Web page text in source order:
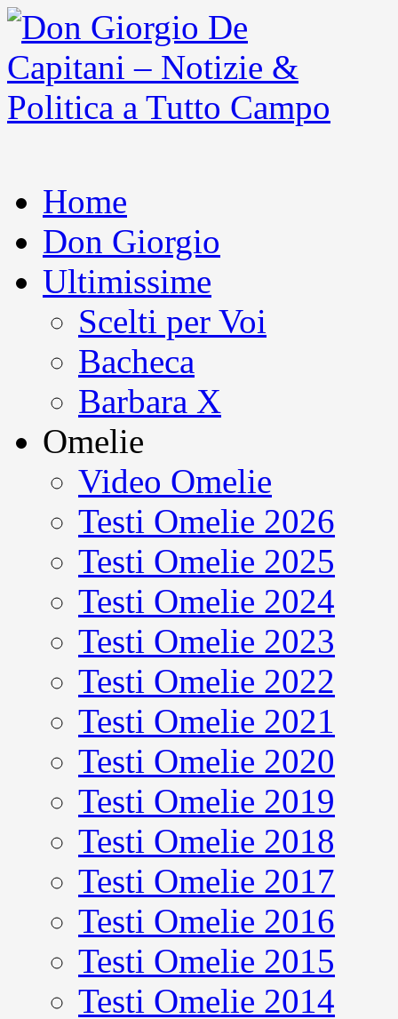
Home
Don Giorgio
Ultimissime
Scelti per Voi
Bacheca
Barbara X
Omelie
Video Omelie
Testi Omelie 2026
Testi Omelie 2025
Testi Omelie 2024
Testi Omelie 2023
Testi Omelie 2022
Testi Omelie 2021
Testi Omelie 2020
Testi Omelie 2019
Testi Omelie 2018
Testi Omelie 2017
Testi Omelie 2016
Testi Omelie 2015
Testi Omelie 2014